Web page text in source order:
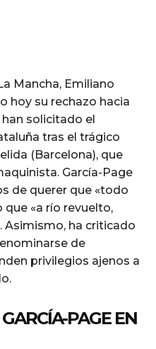
Mancha, Emiliano
hoy su rechazo hacia
solicitado el
tras el trágico
(Barcelona), que
García-Page
de querer que «todo
«a río revuelto,
Asimismo, ha criticado
de
privilegios ajenos a
PAGE EN